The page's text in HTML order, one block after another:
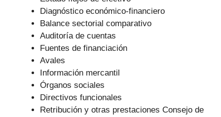
Diagnóstico económico-financiero
Balance sectorial comparativo
Auditoría de cuentas
Fuentes de financiación
Avales
Información mercantil
Órganos sociales
Directivos funcionales
Retribución y otras prestaciones Consejo de